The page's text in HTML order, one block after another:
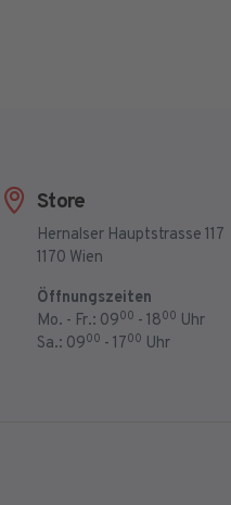
Store
Hernalser Hauptstrasse 117
1170 Wien
Öffnungszeiten
Mo. - Fr.: 0900 - 1800 Uhr
Sa.: 0900 - 1700 Uhr